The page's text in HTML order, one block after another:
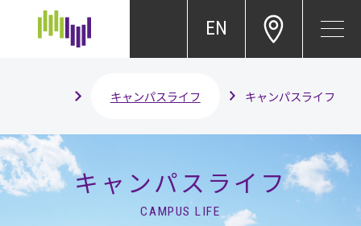
EN
キャンパスライフ キャンパスライフ
キャンパスライフ
CAMPUS LIFE